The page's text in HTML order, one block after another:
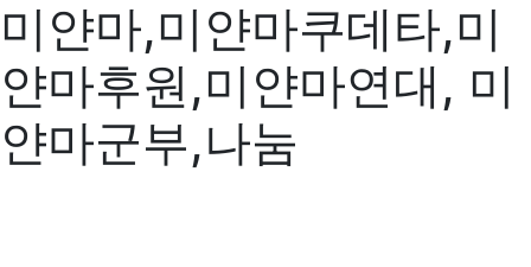
미얀마,미얀마쿠데타,미
얀마후원,미얀마연대, 미
얀마군부,나눔